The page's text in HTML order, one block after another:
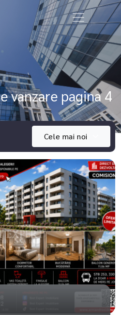
vanzare pagina 4
Cele mai noi